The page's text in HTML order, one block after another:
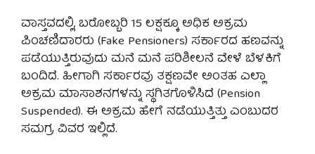
ವಾಸ್ತವದಲ್ಲಿ, ಬರೋಬ್ಬರಿ 15 ಲಕ್ಷಕ್ಕೂ ಅಧಿಕ ಅಕ್ರಮ
ಪಿಂಚಣಿದಾರರು (Fake Pensioners) ಸರ್ಕಾರದ ಹಣವನ್ನು
ಪಡೆಯುತ್ತಿರುವುದು ಮನೆ ಮನೆ ಪರಿಶೀಲನೆ ವೇಳೆ ಬೆಳಕಿಗೆ
ಬಂದಿದೆ. ಹೀಗಾಗಿ ಸರ್ಕಾರವು ತಕ್ಷಣವೇ ಅಂತಹ ಎಲ್ಲಾ
ಅಕ್ರಮ ಮಾಸಾಶನಗಳನ್ನು ಸ್ಥಗಿತಗೊಳಿಸಿದೆ (Pension
Suspended). ಈ ಅಕ್ರಮ ಹೇಗೆ ನಡೆಯುತ್ತಿತ್ತು ಎಂಬುದರ
ಸಮಗ್ರ ವಿವರ ಇಲ್ಲಿದೆ.